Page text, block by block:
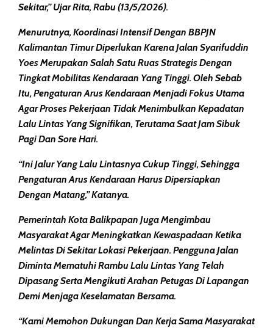
Sekitar,” Ujar Rita, Rabu (13/5/2026).
Menurutnya, Koordinasi Intensif Dengan BBPJN
Kalimantan Timur Diperlukan Karena Jalan Syarifuddin
Yoes Merupakan Salah Satu Ruas Strategis Dengan
Tingkat Mobilitas Kendaraan Yang Tinggi. Oleh Sebab
Itu, Pengaturan Arus Kendaraan Menjadi Fokus Utama
Agar Proses Pekerjaan Tidak Menimbulkan Kepadatan
Lalu Lintas Yang Signifikan, Terutama Saat Jam Sibuk
Pagi Dan Sore Hari.
“Ini Jalur Yang Lalu Lintasnya Cukup Tinggi, Sehingga
Pengaturan Arus Kendaraan Harus Dipersiapkan
Dengan Matang,” Katanya.
Pemerintah Kota Balikpapan Juga Mengimbau
Masyarakat Agar Meningkatkan Kewaspadaan Ketika
Melintas Di Sekitar Lokasi Pekerjaan. Pengguna Jalan
Diminta Mematuhi Rambu Lalu Lintas Yang Telah
Dipasang Serta Mengikuti Arahan Petugas Di Lapangan
Demi Menjaga Keselamatan Bersama.
“Kami Memohon Dukungan Dan Kerja Sama Masyarakat